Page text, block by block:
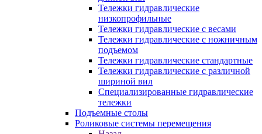
Тележки гидравлические
низкопрофильные
Тележки гидравлические с весами
Тележки гидравлические с ножничным
подъемом
Тележки гидравлические стандартные
Тележки гидравлические с различной
шириной вил
Специализированные гидравлические
тележки
Подъемные столы
Роликовые системы перемещения